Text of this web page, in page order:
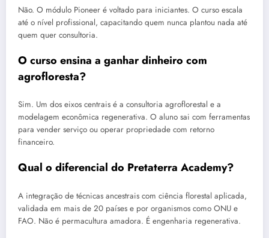
Não. O módulo Pioneer é voltado para iniciantes. O curso escala
até o nível profissional, capacitando quem nunca plantou nada até
quem quer consultoria.
O curso ensina a ganhar dinheiro com
agrofloresta?
Sim. Um dos eixos centrais é a consultoria agroflorestal e a
modelagem econômica regenerativa. O aluno sai com ferramentas
para vender serviço ou operar propriedade com retorno
financeiro.
Qual o diferencial do Pretaterra Academy?
A integração de técnicas ancestrais com ciência florestal aplicada,
validada em mais de 20 países e por organismos como ONU e
FAO. Não é permacultura amadora. É engenharia regenerativa.